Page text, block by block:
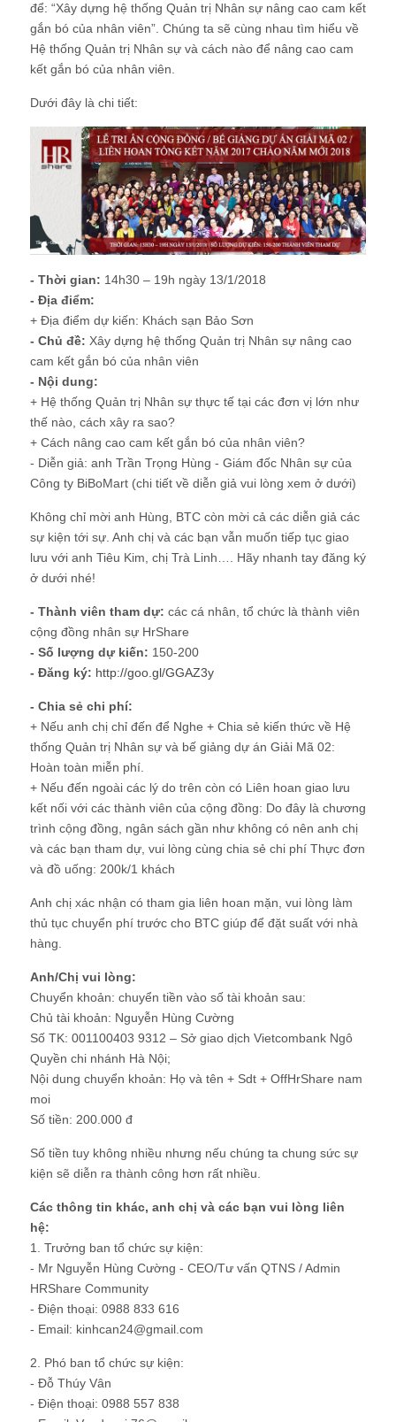
để: “Xây dựng hệ thống Quản trị Nhân sự nâng cao cam kết
gắn bó của nhân viên”. Chúng ta sẽ cùng nhau tìm hiểu về
Hệ thống Quản trị Nhân sự và cách nào để nâng cao cam
kết gắn bó của nhân viên.
Dưới đây là chi tiết:
- Thời gian: 14h30 – 19h ngày 13/1/2018
- Địa điểm:
+ Địa điểm dự kiến: Khách sạn Bảo Sơn
- Chủ đề: Xây dựng hệ thống Quản trị Nhân sự nâng cao
cam kết gắn bó của nhân viên
- Nội dung:
+ Hệ thống Quản trị Nhân sự thực tế tại các đơn vị lớn như
thế nào, cách xây ra sao?
+ Cách nâng cao cam kết gắn bó của nhân viên?
- Diễn giả: anh Trần Trọng Hùng - Giám đốc Nhân sự của
Công ty BiBoMart (chi tiết về diễn giả vui lòng xem ở dưới)
Không chỉ mời anh Hùng, BTC còn mời cả các diễn giả các
sự kiện tới sự. Anh chị và các bạn vẫn muốn tiếp tục giao
lưu với anh Tiêu Kim, chị Trà Linh…. Hãy nhanh tay đăng ký
ở dưới nhé!
- Thành viên tham dự: các cá nhân, tổ chức là thành viên
cộng đồng nhân sự HrShare
- Số lượng dự kiến: 150-200
- Đăng ký: http://goo.gl/GGAZ3y
- Chia sẻ chi phí:
+ Nếu anh chị chỉ đến để Nghe + Chia sẻ kiến thức về Hệ
thống Quản trị Nhân sự và bế giảng dự án Giải Mã 02:
Hoàn toàn miễn phí.
+ Nếu đến ngoài các lý do trên còn có Liên hoan giao lưu
kết nối với các thành viên của cộng đồng: Do đây là chương
trình cộng đồng, ngân sách gần như không có nên anh chị
và các bạn tham dự, vui lòng cùng chia sẻ chi phí Thực đơn
và đồ uống: 200k/1 khách
Anh chị xác nhận có tham gia liên hoan mặn, vui lòng làm
thủ tục chuyển phí trước cho BTC giúp để đặt suất với nhà
hàng.
Anh/Chị vui lòng:
Chuyển khoản: chuyển tiền vào số tài khoản sau:
Chủ tài khoản: Nguyễn Hùng Cường
Số TK: 001100403 9312 – Sở giao dịch Vietcombank Ngô
Quyền chi nhánh Hà Nội;
Nội dung chuyển khoản: Họ và tên + Sdt + OffHrShare nam
moi
Số tiền: 200.000 đ
Số tiền tuy không nhiều nhưng nếu chúng ta chung sức sự
kiện sẽ diễn ra thành công hơn rất nhiều.
Các thông tin khác, anh chị và các bạn vui lòng liên
hệ:
1. Trưởng ban tổ chức sự kiện:
- Mr Nguyễn Hùng Cường - CEO/Tư vấn QTNS / Admin
HRShare Community
- Điện thoại: 0988 833 616
- Email: kinhcan24@gmail.com
2. Phó ban tổ chức sự kiện:
- Đỗ Thúy Vân
- Điện thoại: 0988 557 838